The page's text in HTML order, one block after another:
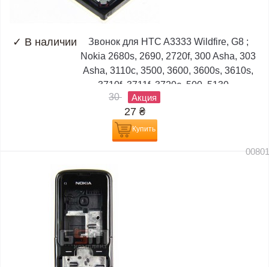
✓ В наличии
Звонок для HTC A3333 Wildfire, G8 ;
Nokia 2680s, 2690, 2720f, 300 Asha, 303
Asha, 3110c, 3500, 3600, 3600s, 3610s,
3710f, 3711f, 3720c, 500, 5130,...
30
Акция
27 ₴
Купить